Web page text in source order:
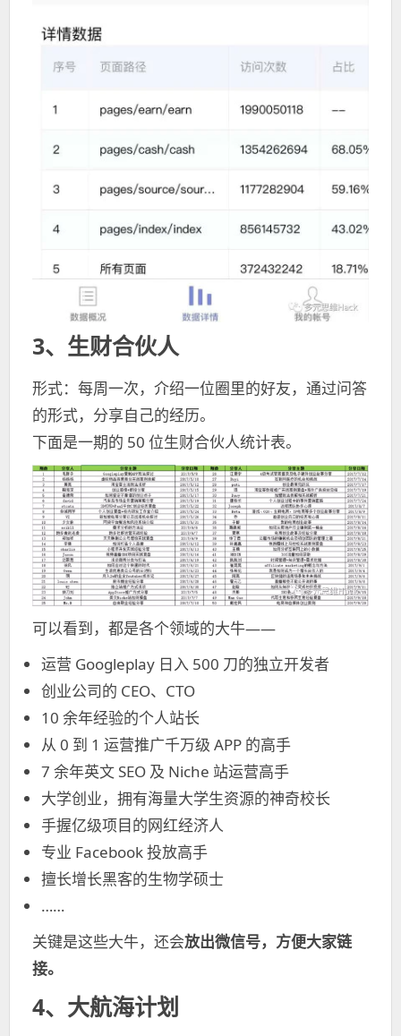
3、生财合伙人
形式：每周一次，介绍一位圈里的好友，通过问答
的形式，分享自己的经历。
下面是一期的 50 位生财合伙人统计表。
可以看到，都是各个领域的大牛——
运营 Googleplay 日入 500 刀的独立开发者
创业公司的 CEO、CTO
10 余年经验的个人站长
从 0 到 1 运营推广千万级 APP 的高手
7 余年英文 SEO 及 Niche 站运营高手
大学创业，拥有海量大学生资源的神奇校长
手握亿级项目的网红经济人
专业 Facebook 投放高手
擅长增长黑客的生物学硕士
……
关键是这些大牛，还会放出微信号，方便大家链
接。
4、大航海计划